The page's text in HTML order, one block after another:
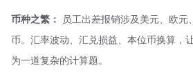
币种之繁：
员工出差报销涉及美元、欧
币。汇率波动、汇兑损益、本位币换算，
为一道复杂的计算题。